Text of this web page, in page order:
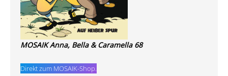
MOSAIK Anna, Bella & Caramella 68
Direkt zum MOSAIK-Shop.